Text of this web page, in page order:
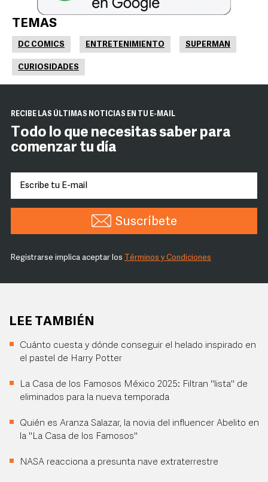
TEMAS
DC COMICS ENTRETENIMIENTO SUPERMAN
CURIOSIDADES
RECIBE LAS ÚLTIMAS NOTICIAS EN TU E-MAIL
Todo lo que necesitas saber para
comenzar tu día
Suscríbete
Registrarse implica aceptar los Términos y Condiciones
LEE TAMBIÉN
Cuánto cuesta y dónde conseguir el helado inspirado en
el pastel de Harry Potter
La Casa de los Famosos México 2025: Filtran "lista" de
eliminados para la nueva temporada
Quién es Aranza Salazar, la novia del influencer Abelito en
la "La Casa de los Famosos"
NASA reacciona a presunta nave extraterrestre